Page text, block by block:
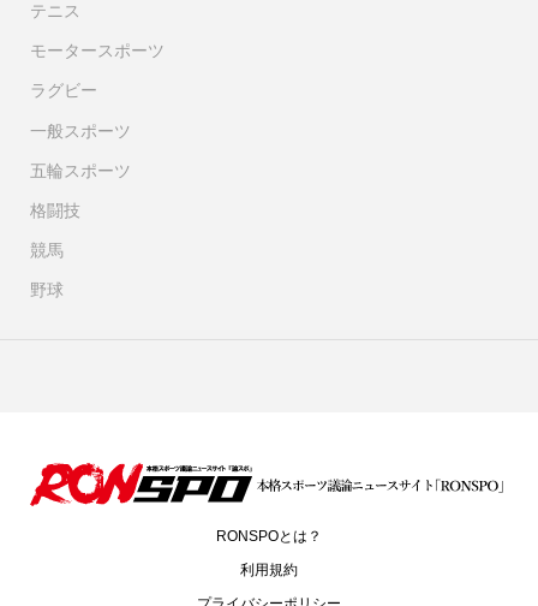
テニス
モータースポーツ
ラグビー
一般スポーツ
五輪スポーツ
格闘技
競馬
野球
RONSPOとは？
利用規約